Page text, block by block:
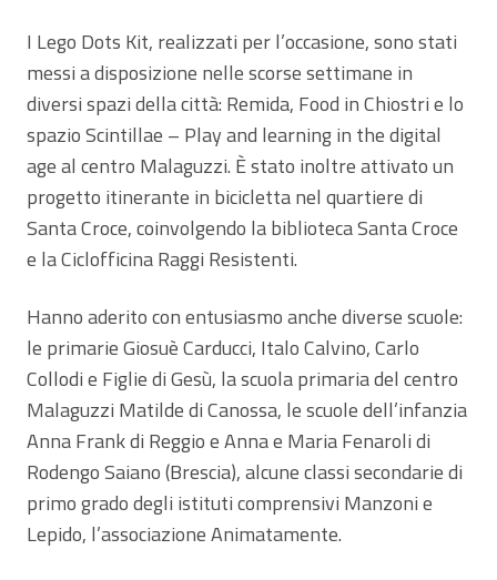
I Lego Dots Kit, realizzati per l’occasione, sono stati
messi a disposizione nelle scorse settimane in
diversi spazi della città: Remida, Food in Chiostri e lo
spazio Scintillae – Play and learning in the digital
age al centro Malaguzzi. È stato inoltre attivato un
progetto itinerante in bicicletta nel quartiere di
Santa Croce, coinvolgendo la biblioteca Santa Croce
e la Ciclofficina Raggi Resistenti.
Hanno aderito con entusiasmo anche diverse scuole:
le primarie Giosuè Carducci, Italo Calvino, Carlo
Collodi e Figlie di Gesù, la scuola primaria del centro
Malaguzzi Matilde di Canossa, le scuole dell’infanzia
Anna Frank di Reggio e Anna e Maria Fenaroli di
Rodengo Saiano (Brescia), alcune classi secondarie di
primo grado degli istituti comprensivi Manzoni e
Lepido, l’associazione Animatamente.